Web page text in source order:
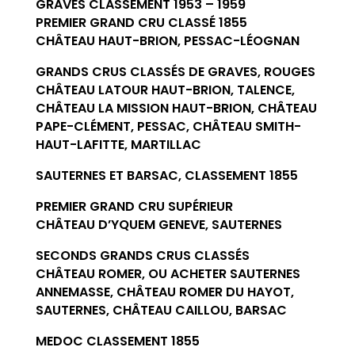
GRAVES CLASSEMENT 1953 – 1959
PREMIER GRAND CRU CLASSÉ 1855
CHÂTEAU HAUT-BRION, PESSAC-LÉOGNAN
GRANDS CRUS CLASSÉS DE GRAVES, ROUGES
CHÂTEAU LATOUR HAUT-BRION, TALENCE,
CHÂTEAU LA MISSION HAUT-BRION, CHÂTEAU
PAPE-CLÉMENT, PESSAC, CHÂTEAU SMITH-
HAUT-LAFITTE, MARTILLAC
SAUTERNES ET BARSAC, CLASSEMENT 1855
PREMIER GRAND CRU SUPÉRIEUR
CHÂTEAU D’YQUEM GENEVE, SAUTERNES
SECONDS GRANDS CRUS CLASSÉS
CHÂTEAU ROMER, OU ACHETER SAUTERNES
ANNEMASSE, CHÂTEAU ROMER DU HAYOT,
SAUTERNES, CHÂTEAU CAILLOU, BARSAC
MEDOC CLASSEMENT 1855